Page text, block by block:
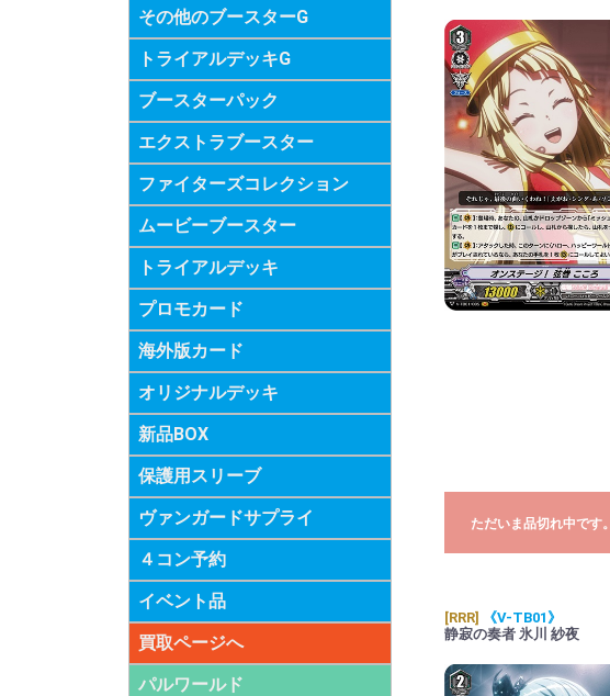
その他のブースターG
トライアルデッキG
ブースターパック
エクストラブースター
ファイターズコレクション
ムービーブースター
トライアルデッキ
プロモカード
海外版カード
オリジナルデッキ
新品BOX
保護用スリーブ
ヴァンガードサプライ
４コン予約
イベント品
買取ページへ
パルワールド
ただいま品切れ中です。
[RRR]
《V-TB01》
静寂の奏者 氷川 紗夜